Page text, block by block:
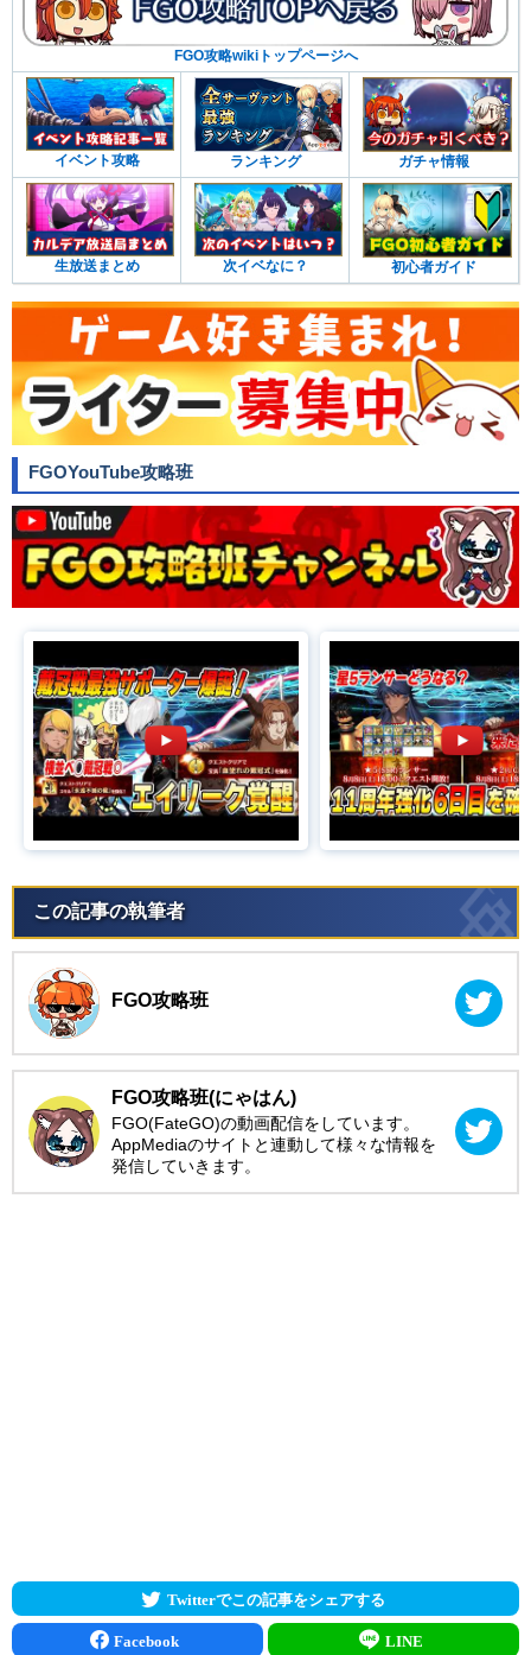
FGO攻略wikiトップページへ
イベント攻略 ランキング ガチャ情報
生放送まとめ 次イベなに？ 初心者ガイド
FGOYouTube攻略班
この記事の執筆者
FGO攻略班
FGO攻略班(にゃはん)
FGO(FateGO)の動画配信をしています。
AppMediaのサイトと連動して様々な情報を
発信していきます。
Twitterでこの記事をシェアする
Facebook LINE